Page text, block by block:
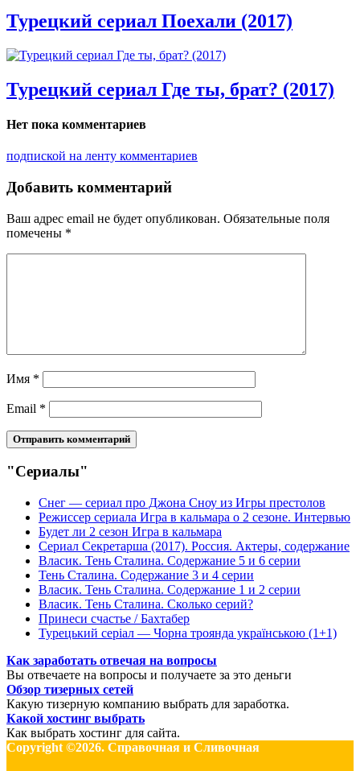
Турецкий сериал Поехали (2017)
Турецкий сериал Где ты, брат? (2017)
Нет пока комментариев
подпиской на ленту комментариев
Добавить комментарий
Ваш адрес email не будет опубликован. Обязательные поля
помечены *
Имя *
Email *
"Сериалы"
Снег — сериал про Джона Сноу из Игры престолов
Режиссер сериала Игра в кальмара о 2 сезоне. Интервью
Будет ли 2 сезон Игра в кальмара
Сериал Секретарша (2017). Россия. Актеры, содержание
Власик. Тень Сталина. Содержание 5 и 6 серии
Тень Сталина. Содержание 3 и 4 серии
Власик. Тень Сталина. Содержание 1 и 2 серии
Власик. Тень Сталина. Сколько серий?
Принеси счастье / Бахтабер
Турецький серіал — Чорна троянда українською (1+1)
Как заработать отвечая на вопросы
Вы отвечаете на вопросы и получаете за это деньги
Обзор тизерных сетей
Какую тизерную компанию выбрать для заработка.
Какой хостинг выбрать
Как выбрать хостинг для сайта.
Copyright ©2026. Справочная и Сливочная